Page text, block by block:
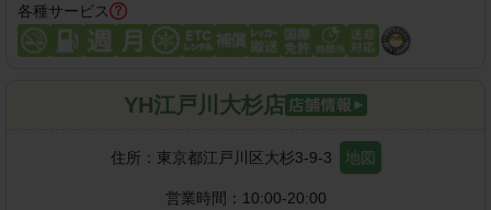
各種サービス
YH江戸川大杉店
住所： 東京都江戸川区大杉3-9-3 地図
営業時間： 10:00-20:00